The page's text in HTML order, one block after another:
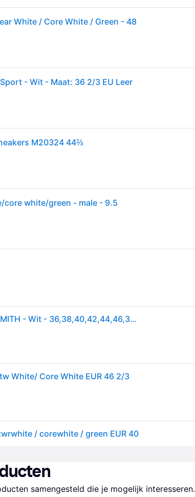
White / Core White / Green - 48
- Wit - Maat: 36 2/3 EU Leer
M20324 44⅔
white/green - male - 9.5
Lage Sneakers adidas STAN SMITH - Wit - 36,38,40,42,44,46,36 2/3,37 1/3,38 2/3,39 1/3,40 2/3,41 1/3,42 2/3,43 1/3,44 2/3,45 1/3,46 2/3,47 1/3,48
White/ Core White EUR 46 2/3
/ corewhite / green EUR 40
samengesteld die je mogelijk interesseren.